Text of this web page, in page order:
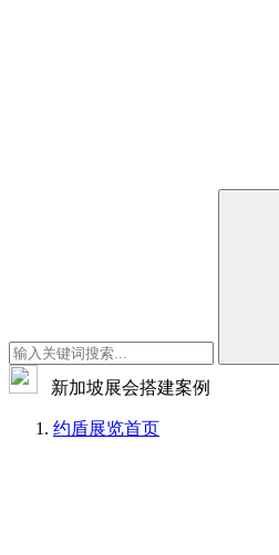
新加坡展会搭建案例
约盾展览首页